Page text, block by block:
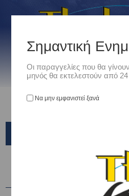
Σημαντική
Οι παραγγελίες που θα
μηνός θα εκτελεστούν από
Να μην εμφανιστεί ξανά